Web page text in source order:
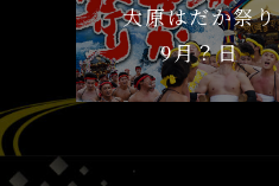
大原はだか祭り
9月？日